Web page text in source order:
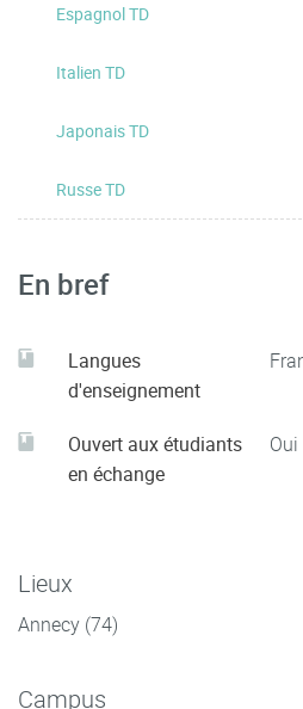
Espagnol TD
Italien TD
Japonais TD
Russe TD
En bref
Langues
d'enseignement
Ouvert aux étudiants
en échange
Oui
Lieux
Annecy (74)
Campus